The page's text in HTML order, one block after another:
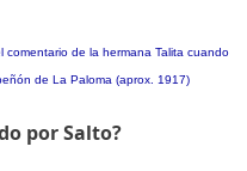
de la hermana Talita cuando
de La Paloma (aprox. 1917)
por Salto?